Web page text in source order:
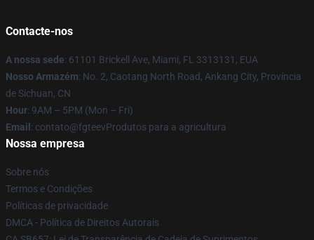
Contacte-nos
A nossa sede: 61101 Brickell Ave, Miami, FL 3313131, EUA
Nosso Armazém: No. 2, Caotang North Road, Ankang City, Província
de Sichuan, CN
Hour: 9AM – 5PM (Mon – Fri)
Email : contato@fgteevProdutos para a agricultura
Nossa empresa
Sobre nós
Termos e Condições
Políticas de privacidade
DMCA - Política de Direitos Autorais